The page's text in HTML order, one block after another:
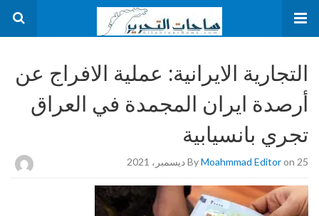
التجارية الايرانية: عملية الافراج عن
أرصدة ايران المجمدة في العراق
تجري بانسيابية
ByMoahmmad Editoron 25 ديسمبر، 2021